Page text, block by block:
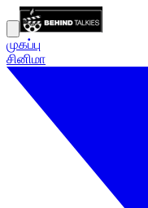
முகப்பு
சினிமா